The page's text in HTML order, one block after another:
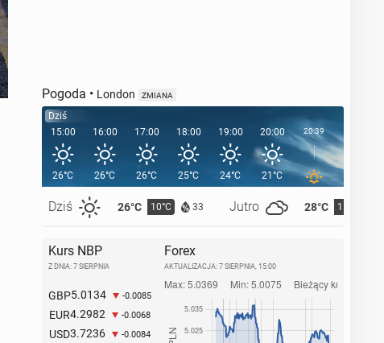
Pogoda • London ZMIANA
Dziś
15:00
26°C
Dziś 26°C 10°C 33 Jutro 28°C 11°C
16:00
26°C
17:00
26°C
18:00
25°C
19:00
24°C
20:00
21°C
20:39 21:00
Kurs NBP
Z DNIA: 7 SIERPNIA
GBP5.0134 -0.0085
EUR4.2982 -0.0068
USD3.7236 -0.0084
Forex
AKTUALIZACJA: 7 SIERPNIA, 15:00